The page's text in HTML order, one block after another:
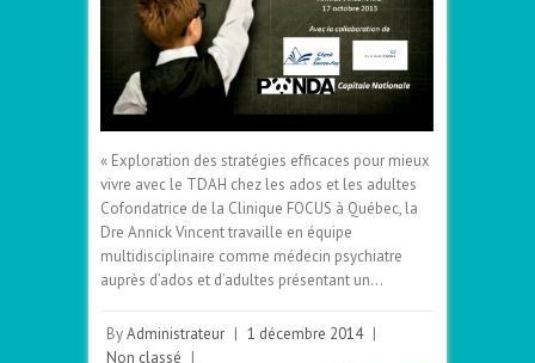
« Exploration des stratégies efficaces pour mieux
vivre avec le TDAH chez les ados et les adultes
Cofondatrice de la Clinique FOCUS à Québec, la
Dre Annick Vincent travaille en équipe
multidisciplinaire comme médecin psychiatre
auprès d’ados et d’adultes présentant un…
ByAdministrateur | 1 décembre 2014 |
Non classé |